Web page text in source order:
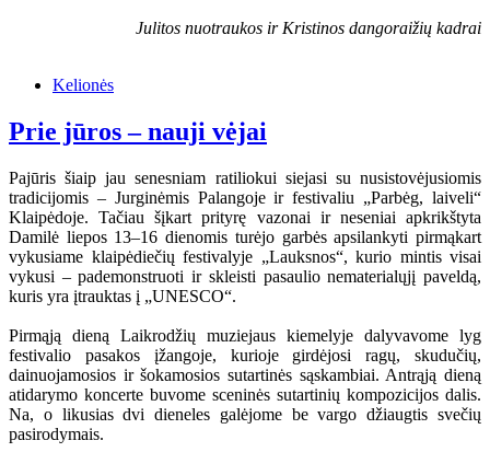
Julitos nuotraukos ir Kristinos dangoraižių kadrai
Kelionės
Prie jūros – nauji vėjai
Pajūris šiaip jau senesniam ratiliokui siejasi su nusistovėjusiomis
tradicijomis – Jurginėmis Palangoje ir festivaliu „Parbėg, laiveli“
Klaipėdoje. Tačiau šįkart prityrę vazonai ir neseniai apkrikštyta
Damilė liepos 13–16 dienomis turėjo garbės apsilankyti pirmąkart
vykusiame klaipėdiečių festivalyje „Lauksnos“, kurio mintis visai
vykusi – pademonstruoti ir skleisti pasaulio nematerialųjį paveldą,
kuris yra įtrauktas į „UNESCO“.
Pirmąją dieną Laikrodžių muziejaus kiemelyje dalyvavome lyg
festivalio pasakos įžangoje, kurioje girdėjosi ragų, skudučių,
dainuojamosios ir šokamosios sutartinės sąskambiai. Antrąją dieną
atidarymo koncerte buvome sceninės sutartinių kompozicijos dalis.
Na, o likusias dvi dieneles galėjome be vargo džiaugtis svečių
pasirodymais.